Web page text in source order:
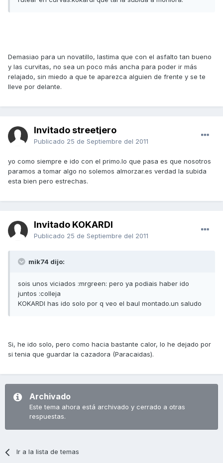
Demasiao para un novatillo, lastima que con el asfalto tan bueno
y las curvitas, no sea un poco más ancha para poder ir más
relajado, sin miedo a que te aparezca alguien de frente y se te
lleve por delante.
Invitado streetjero
Publicado 25 de Septiembre del 2011
yo como siempre e ido con el primo.lo que pasa es que nosotros
paramos a tomar algo no solemos almorzar.es verdad la subida
esta bien pero estrechas.
Invitado KOKARDI
Publicado 25 de Septiembre del 2011
mik74 dijo:
sois unos viciados :mrgreen: pero ya podiais haber ido
juntos :colleja
KOKARDI has ido solo por q veo el baul montado.un saludo
Si, he ido solo, pero como hacia bastante calor, lo he dejado por
si tenia que guardar la cazadora (Paracaidas).
Archivado
Este tema ahora está archivado y cerrado a otras
respuestas.
Ir a la lista de temas